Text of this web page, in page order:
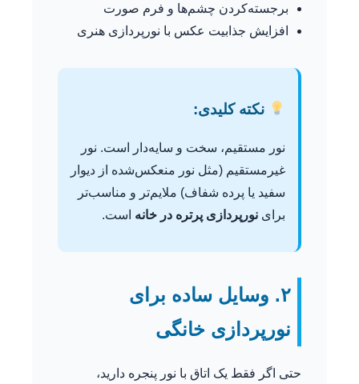
برجسته‌کردن چشم‌ها و فرم صورت
افزایش جذابیت عکس با نورپردازی هنری
نکته کلیدی:
نور مستقیم، سخت و سایه‌دار است. نور
غیرمستقیم (مثل نور منعکس‌شده از دیوار
سفید یا پرده شفاف) ملایم‌تر و مناسب‌تر
برای نورپردازی پرتره در خانه است.
۲. وسایل ساده برای
نورپردازی خانگی
حتی اگر فقط یک اتاق با نور پنجره دارید،